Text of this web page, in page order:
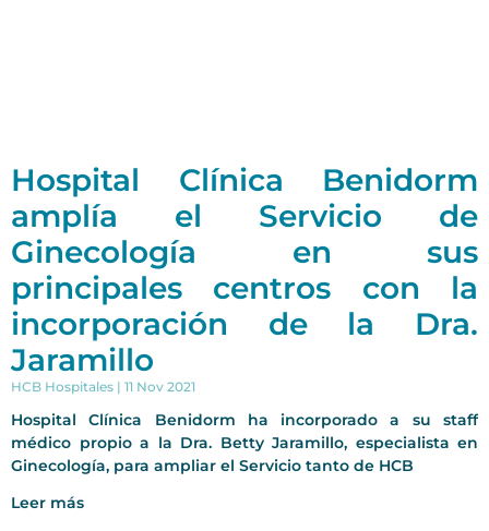
Hospital Clínica Benidorm
amplía el Servicio de
Ginecología en sus
principales centros con la
incorporación de la Dra.
Jaramillo
HCB Hospitales 11 Nov 2021
Hospital Clínica Benidorm ha incorporado a su staff
médico propio a la Dra. Betty Jaramillo, especialista en
Ginecología, para ampliar el Servicio tanto de HCB
Leer más